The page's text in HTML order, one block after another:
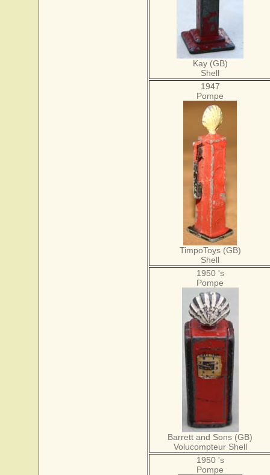
Kay (GB)
Shell
1947
Pompe
TimpoToys (GB)
Shell
1950 's
Pompe
Barrett and Sons (GB)
Volucompteur Shell
1950 's
Pompe